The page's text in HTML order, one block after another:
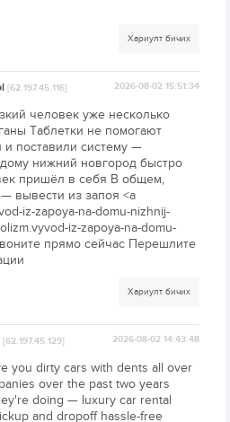
Хариулт бичих
[62.197.45.116] 2026-08-02 15:51:34
человек уже несколько
Таблетки не помогают
и поставили систему —
нижний новгород быстро
пришёл в себя В общем,
вывести из запоя <a
iz-zapoya-na-domu-nizhnij-
iz-zapoya-na-domu-
прямо сейчас Перешлите
Хариулт бичих
[62.197.45.129] 2026-08-02 14:43:48
you dirty cars with dents all over
over the past two years
doing — luxury car rental
and dropoff hassle-free